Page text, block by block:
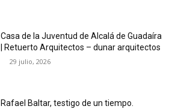
Casa de la Juventud de Alcalá de Guadaíra
| Retuerto Arquitectos – dunar arquitectos
29 julio, 2026
Rafael Baltar, testigo de un tiempo.